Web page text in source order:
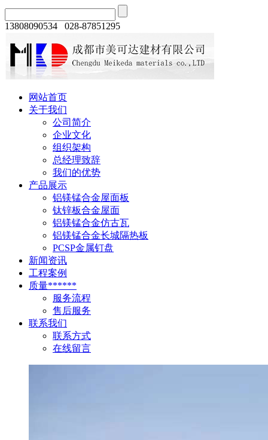
13808090534 028-87851295
网站首页
关于我们
公司简介
企业文化
组织架构
总经理致辞
我们的优势
产品展示
铝镁锰合金屋面板
钛锌板合金屋面
铝镁锰合金仿古瓦
铝镁锰合金长城隔热板
PCSP金属钉盘
新闻资讯
工程案例
质量******
服务流程
售后服务
联系我们
联系方式
在线留言